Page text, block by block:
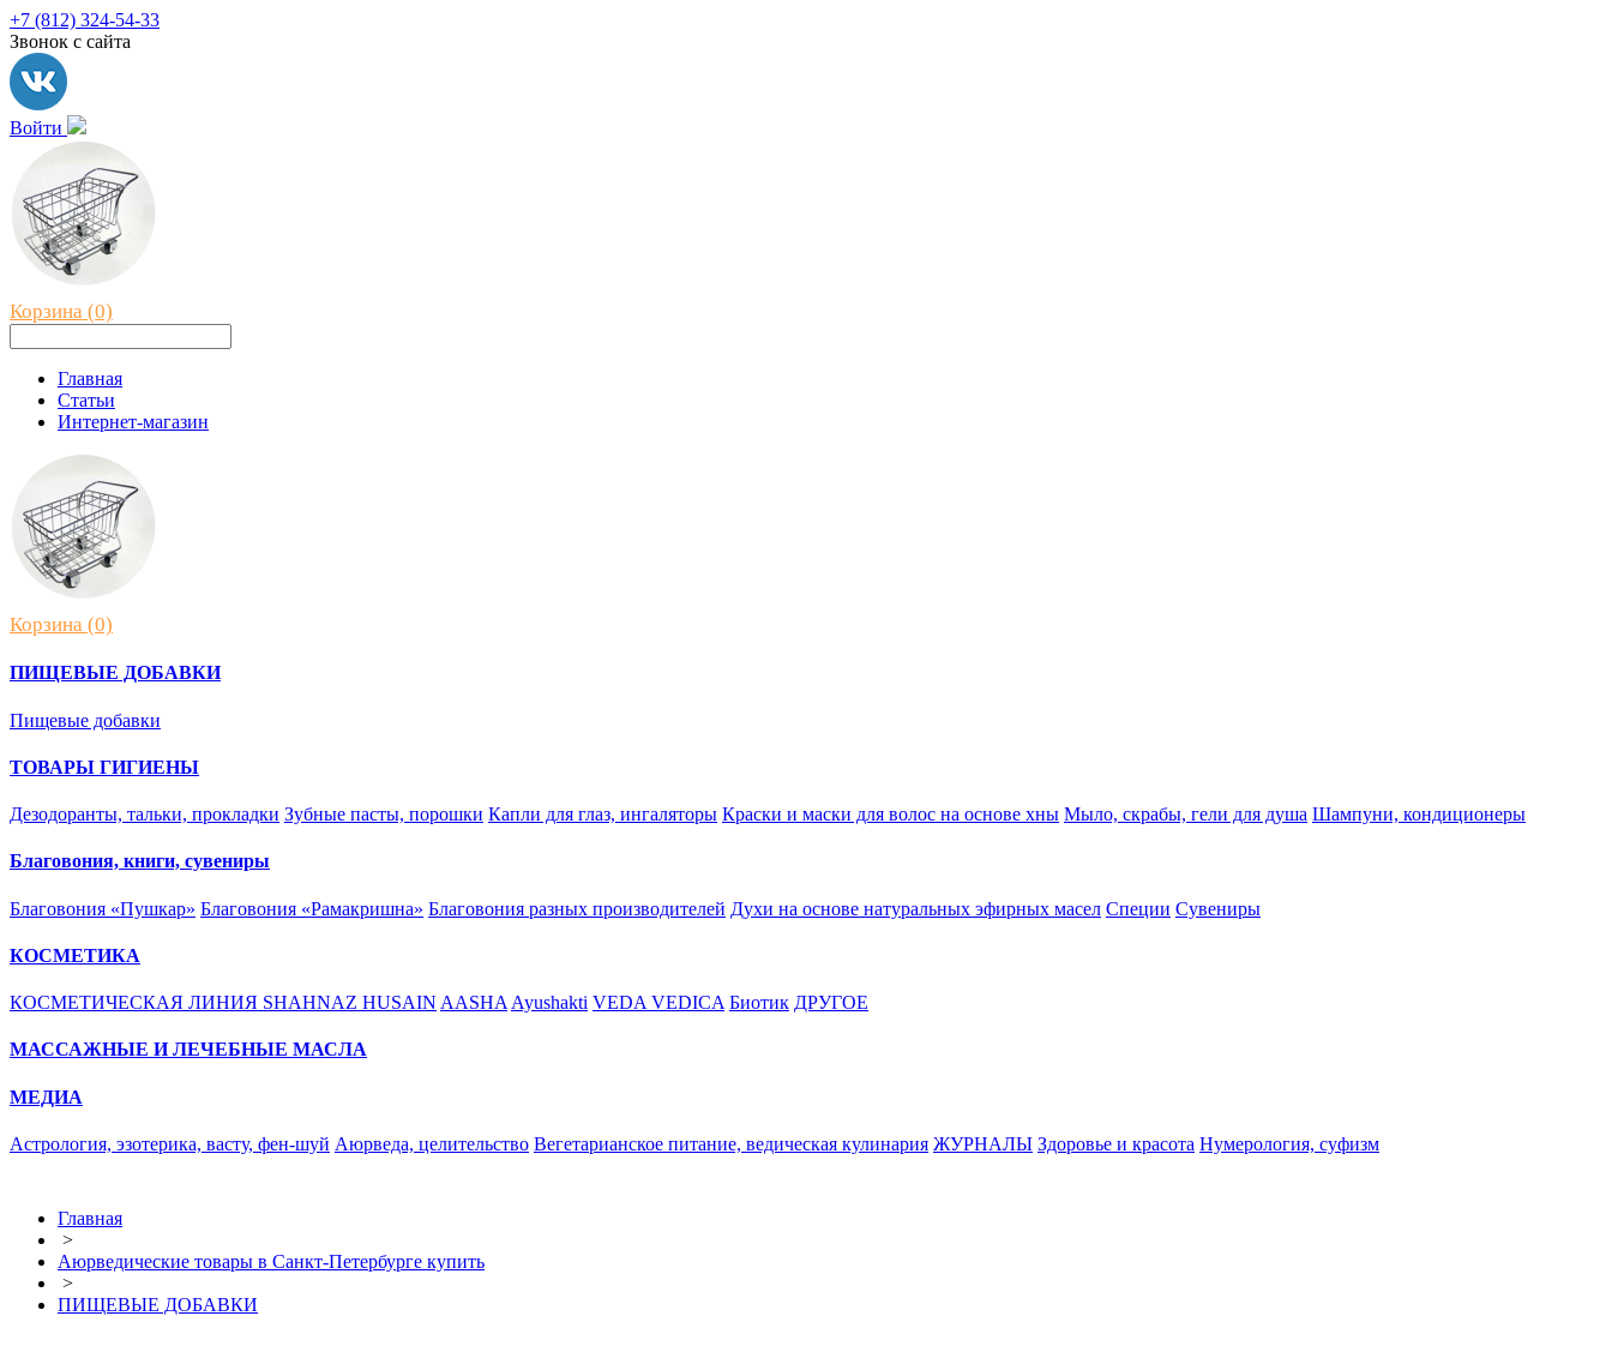
+7 (812) 324-54-33
Звонок с сайта
Войти
Корзина (0)
Главная
Статьи
Интернет-магазин
Корзина (0)
ПИЩЕВЫЕ ДОБАВКИ
Пищевые добавки
ТОВАРЫ ГИГИЕНЫ
Дезодоранты, тальки, прокладки Зубные пасты, порошки Капли для глаз, ингаляторы Краски и маски для волос на основе хны Мыло, скрабы, гели для душа Шампуни, кондиционеры
Благовония, книги, сувениры
Благовония «Пушкар» Благовония «Рамакришна» Благовония разных производителей Духи на основе натуральных эфирных масел Специи Сувениры
КОСМЕТИКА
КОСМЕТИЧЕСКАЯ ЛИНИЯ SHAHNAZ HUSAIN AASHA Ayushakti VEDA VEDICA Биотик ДРУГОЕ
МАССАЖНЫЕ И ЛЕЧЕБНЫЕ МАСЛА
МЕДИА
Астрология, эзотерика, васту, фен-шуй Аюрведа, целительство Вегетарианское питание, ведическая кулинария ЖУРНАЛЫ Здоровье и красота Нумерология, суфизм
Главная
>
Аюрведические товары в Санкт-Петербурге купить
>
ПИЩЕВЫЕ ДОБАВКИ